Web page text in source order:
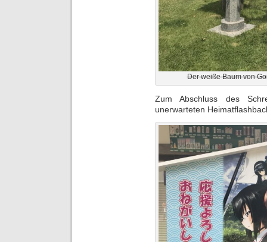
Der weiße Baum von
Zum Abschluss des
unerwarteten